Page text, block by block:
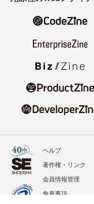
ヘルプ
著作権・リンク
会員情報管理
免責事項